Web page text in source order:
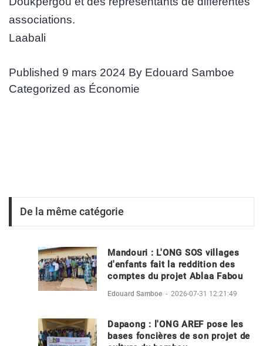
associations.
Laabali
Published 9 mars 2024 By Edouard Samboe
Categorized as Économie
De la même catégorie
Mandouri : L'ONG SOS villages
d'enfants fait la reddition des
comptes du projet Ablaa Fabou
Edouard Samboe - 2026-07-31 12:21:49
Dapaong : l'ONG AREF pose les
bases foncières de son projet de